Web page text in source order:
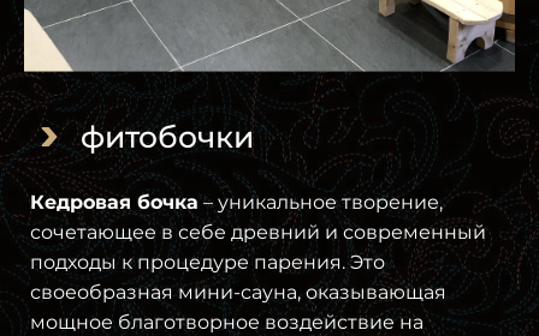
фитобочки
Кедровая бочка– уникальное творение,
сочетающее в себе древний и современный
подходы к процедуре парения. Это
своеобразная мини-сауна, оказывающая
мощное благотворное воздействие на